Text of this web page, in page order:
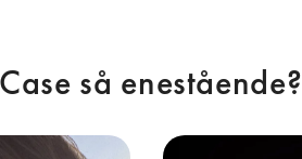
så enestående?